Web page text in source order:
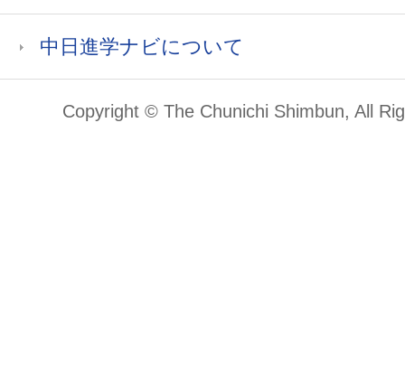
中日進学ナビについて
Copyright © The Chunichi Shimbun, All